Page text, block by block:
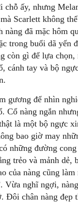
chỗ ấy, nhưng
Scarlett không
nàng đã mặc hôm
trong buổi dã yến
còn gì để lựa
cánh tay và bộ
gương để nhìn
Cổ nàng ngắn
là một bộ ngực
bao giờ may
những đường
trẻo và mảnh dẻ,
của nàng cũng
Vừa nghĩ ngợi,
chân nàng đẹp